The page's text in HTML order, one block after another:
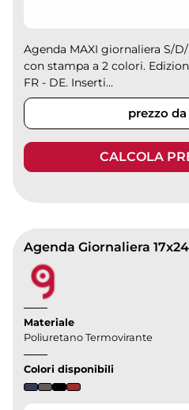
Agenda MAXI giornaliera S/
con stampa a 2 colori.
FR - DE. Inserti...
prezzo
CALCOLA
Agenda Giornaliera 17x24
Materiale
Poliuretano Termovirante
Colori disponibili